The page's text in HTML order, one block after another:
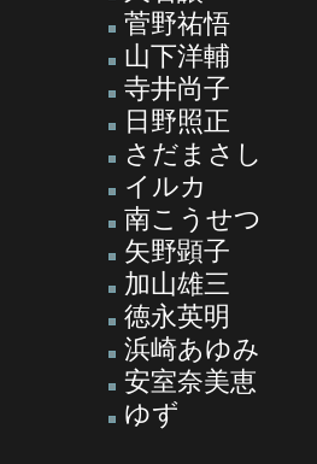
菅野祐悟
山下洋輔
寺井尚子
日野照正
さだまさし
イルカ
南こうせつ
矢野顕子
加山雄三
徳永英明
浜崎あゆみ
安室奈美恵
ゆず